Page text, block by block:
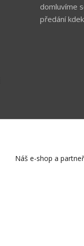
domluvíme
předání
Náš e-shop a